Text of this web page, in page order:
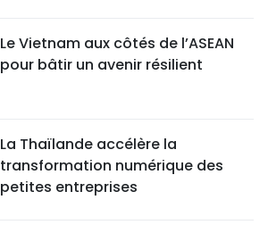
Le Vietnam aux côtés de l’ASEAN
pour bâtir un avenir résilient
La Thaïlande accélère la
transformation numérique des
petites entreprises